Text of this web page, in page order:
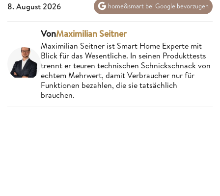
8. August 2026 home&smart bei Google bevorzugen
VonMaximilian Seitner
Maximilian Seitner ist Smart Home Experte mit
Blick für das Wesentliche. In seinen Produkttests
trennt er teuren technischen Schnickschnack von
echtem Mehrwert, damit Verbraucher nur für
Funktionen bezahlen, die sie tatsächlich
brauchen.